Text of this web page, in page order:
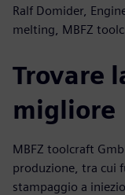
Ralf Domider,
melting, MBFZ
Trovare
migliore
MBFZ toolcraft
produzione, tra cui
stampaggio a